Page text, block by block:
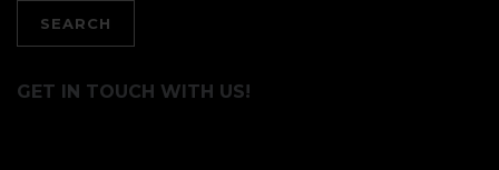
GET IN TOUCH WITH US!